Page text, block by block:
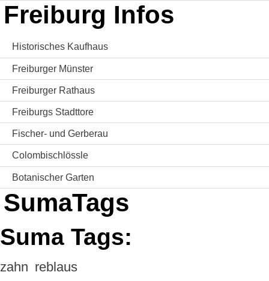
Freiburg Infos
Historisches Kaufhaus
Freiburger Münster
Freiburger Rathaus
Freiburgs Stadttore
Fischer- und Gerberau
Colombischlössle
Botanischer Garten
SumaTags
Suma Tags:
zahn reblaus